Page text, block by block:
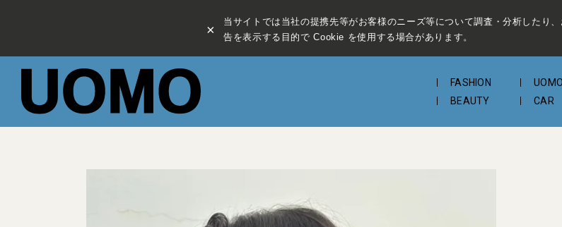
×
当サイトでは当社の提携先等がお客様のニーズ等について調査・分析したり
告を表示する目的で Cookie を使用する場合があります。
FASHION
BEAUTY
CAR